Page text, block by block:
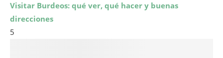
Visitar Burdeos: qué ver, qué hacer y buenas
direcciones
5